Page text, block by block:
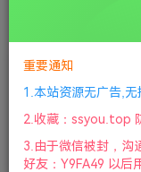
【王国保卫战：复
重要通知
1.本站资源无广告,无
2.收藏：ssyou.top
3.由于微信被封，沟
好友：Y9FA49 以后